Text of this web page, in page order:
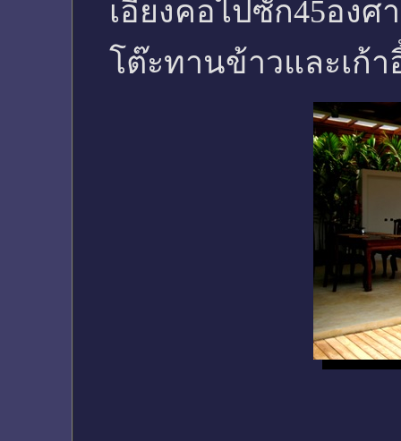
เอียงคอไปซัก45อง
โต๊ะทานข้าวและเก้